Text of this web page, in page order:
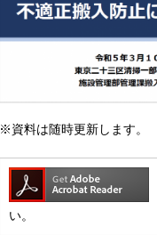
※資料は随時更新します。
い。